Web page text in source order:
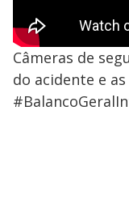
Câmeras de
do acidente e